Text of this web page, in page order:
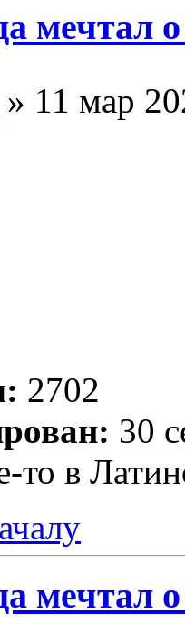
мечтал
» 11 мар
2702
30
то в
мечтал